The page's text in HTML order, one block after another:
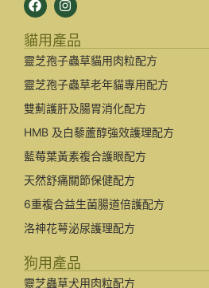
貓用產品
靈芝孢子蟲草貓用肉粒配方
靈芝孢子蟲草老年貓專用配方
雙薊護肝及腸胃消化配方
HMB 及白藜蘆醇強效護理配方
藍莓葉黃素複合護眼配方
天然舒痛關節保健配方
6重複合益生菌腸道倍護配方
洛神花萼泌尿護理配方
狗用產品
靈芝蟲草犬用肉粒配方